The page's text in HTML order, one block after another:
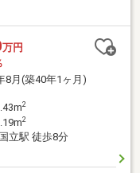
万円
8月(築40年1ヶ月)
2
2
立駅 徒歩8分